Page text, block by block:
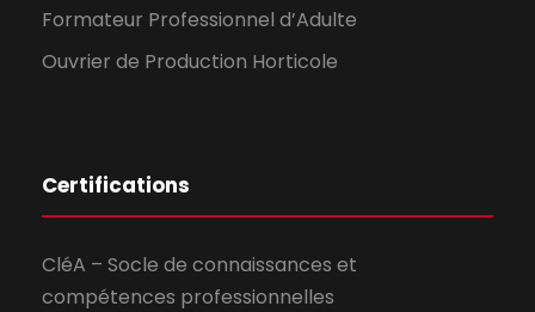
Formateur Professionnel d’Adulte
Ouvrier de Production Horticole
Certifications
CléA – Socle de connaissances et
compétences professionnelles